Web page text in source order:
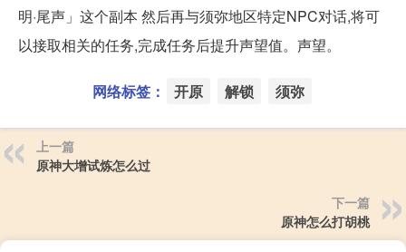
明·尾声」这个副本 然后再与须弥地区特定NPC对话,将可
以接取相关的任务,完成任务后提升声望值。声望。
网络标签： 开原 解锁 须弥
上一篇
原神大增试炼怎么过
下一篇
原神怎么打胡桃